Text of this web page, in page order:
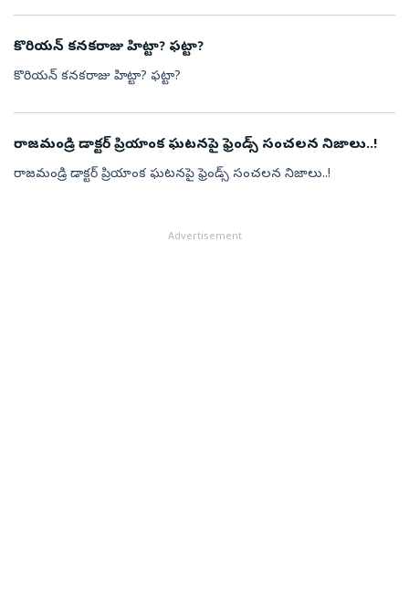
కొరియన్ కనకరాజు హిట్టా? ఫట్టా?
కొరియన్ కనకరాజు హిట్టా? ఫట్టా?
రాజమండ్రి డాక్టర్ ప్రియాంక ఘటనపై ఫ్రెండ్స్ సంచలన నిజాలు..!
రాజమండ్రి డాక్టర్ ప్రియాంక ఘటనపై ఫ్రెండ్స్ సంచలన నిజాలు..!
Advertisement